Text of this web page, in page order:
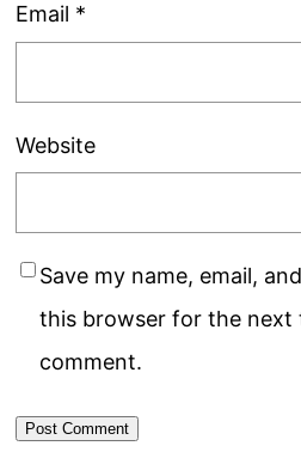
Email *
Website
Save my name, email,
this browser for the next
comment.